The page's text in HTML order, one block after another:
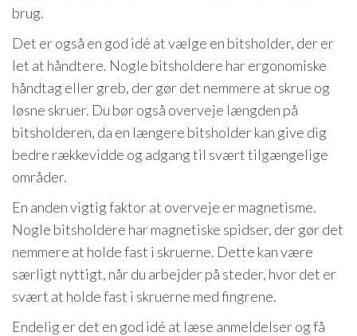
brug.
Det er også en god idé at vælge en bitsholder, der er
let at håndtere. Nogle bitsholdere har ergonomiske
håndtag eller greb, der gør det nemmere at skrue og
løsne skruer. Du bør også overveje længden på
bitsholderen, da en længere bitsholder kan give dig
bedre rækkevidde og adgang til svært tilgængelige
områder.
En anden vigtig faktor at overveje er magnetisme.
Nogle bitsholdere har magnetiske spidser, der gør det
nemmere at holde fast i skruerne. Dette kan være
særligt nyttigt, når du arbejder på steder, hvor det er
svært at holde fast i skruerne med fingrene.
Endelig er det en god idé at læse anmeldelser og få